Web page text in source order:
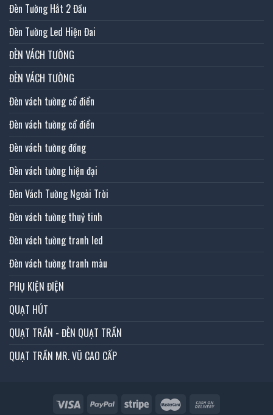
Đèn Tường Hắt 2 Đầu
Đèn Tường Led Hiện Đai
ĐÈN VÁCH TƯỜNG
ĐÈN VÁCH TƯỜNG
Đèn vách tường cổ điển
Đèn vách tường cổ điển
Đèn vách tường đồng
Đèn vách tường hiện đại
Đèn Vách Tường Ngoài Trời
Đèn vách tường thuỷ tinh
Đèn vách tường tranh led
Đèn vách tường tranh màu
PHỤ KIỆN ĐIỆN
QUẠT HÚT
QUẠT TRẦN - ĐÈN QUẠT TRẦN
QUẠT TRẦN MR. VŨ CAO CẤP